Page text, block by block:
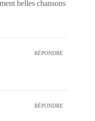
belles chansons
RÉPONDRE
RÉPONDRE